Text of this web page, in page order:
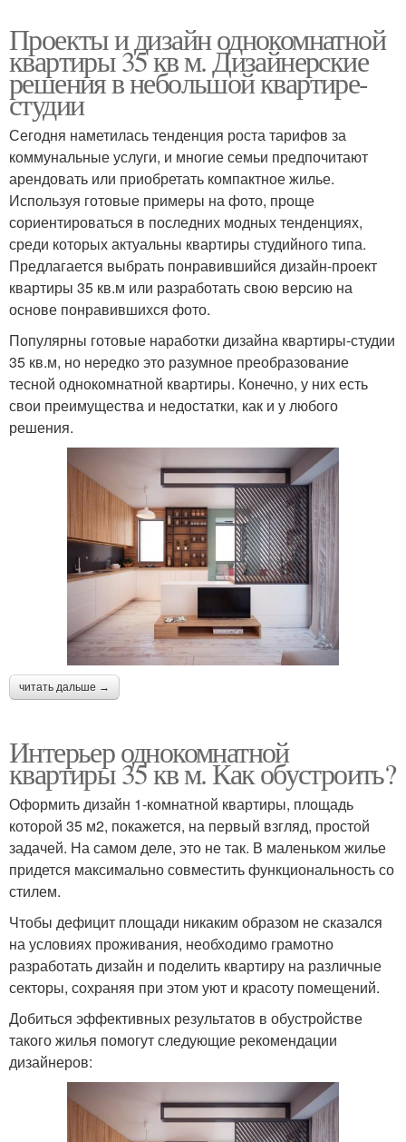
Проекты и дизайн однокомнатной
квартиры 35 кв м. Дизайнерские
решения в небольшой квартире-
студии
Сегодня наметилась тенденция роста тарифов за
коммунальные услуги, и многие семьи предпочитают
арендовать или приобретать компактное жилье.
Используя готовые примеры на фото, проще
сориентироваться в последних модных тенденциях,
среди которых актуальны квартиры студийного типа.
Предлагается выбрать понравившийся дизайн-проект
квартиры 35 кв.м или разработать свою версию на
основе понравившихся фото.
Популярны готовые наработки дизайна квартиры-студии
35 кв.м, но нередко это разумное преобразование
тесной однокомнатной квартиры. Конечно, у них есть
свои преимущества и недостатки, как и у любого
решения.
читать дальше →
Интерьер однокомнатной
квартиры 35 кв м. Как обустроить?
Оформить дизайн 1-комнатной квартиры, площадь
которой 35 м2, покажется, на первый взгляд, простой
задачей. На самом деле, это не так. В маленьком жилье
придется максимально совместить функциональность со
стилем.
Чтобы дефицит площади никаким образом не сказался
на условиях проживания, необходимо грамотно
разработать дизайн и поделить квартиру на различные
секторы, сохраняя при этом уют и красоту помещений.
Добиться эффективных результатов в обустройстве
такого жилья помогут следующие рекомендации
дизайнеров: